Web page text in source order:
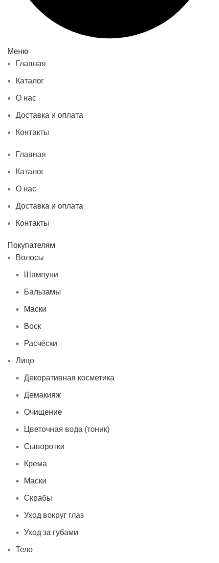
Меню
Главная
Каталог
О нас
Доставка и оплата
Контакты
Главная
Каталог
О нас
Доставка и оплата
Контакты
Покупателям
Волосы
Шампуни
Бальзамы
Маски
Воск
Расчёски
Лицо
Декоративная косметика
Демакияж
Очищение
Цветочная вода (тоник)
Сыворотки
Крема
Маски
Скрабы
Уход вокруг глаз
Уход за губами
Тело